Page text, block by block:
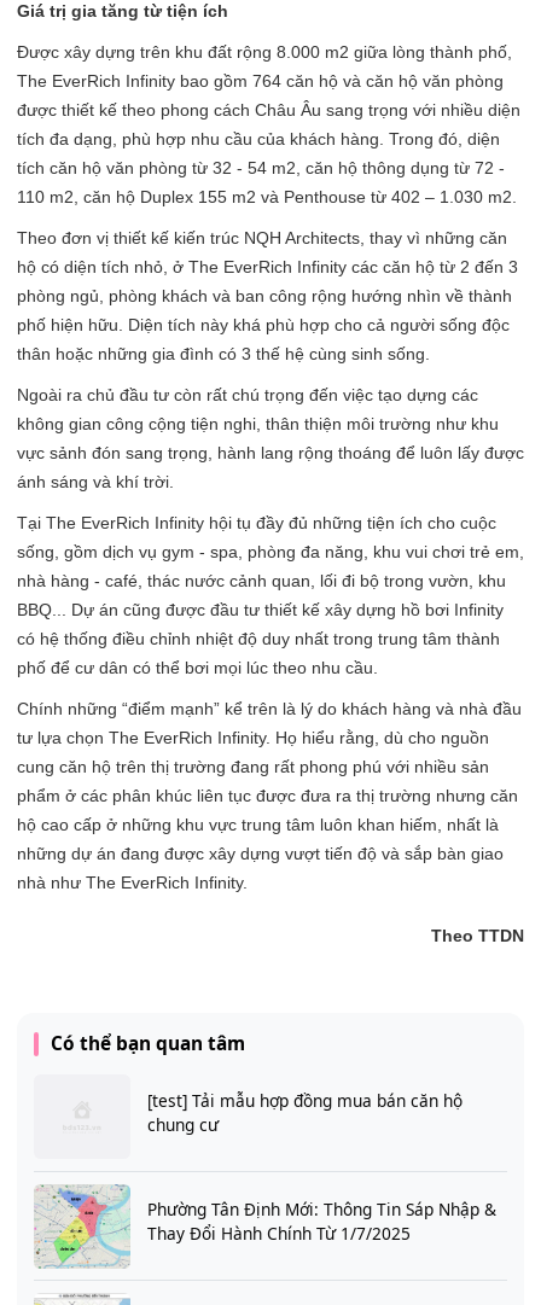
Giá trị gia tăng từ tiện ích
Được xây dựng trên khu đất rộng 8.000 m2 giữa lòng thành phố,
The EverRich Infinity bao gồm 764 căn hộ và căn hộ văn phòng
được thiết kế theo phong cách Châu Âu sang trọng với nhiều diện
tích đa dạng, phù hợp nhu cầu của khách hàng. Trong đó, diện
tích căn hộ văn phòng từ 32 - 54 m2, căn hộ thông dụng từ 72 -
110 m2, căn hộ Duplex 155 m2 và Penthouse từ 402 – 1.030 m2.
Theo đơn vị thiết kế kiến trúc NQH Architects, thay vì những căn
hộ có diện tích nhỏ, ở The EverRich Infinity các căn hộ từ 2 đến 3
phòng ngủ, phòng khách và ban công rộng hướng nhìn về thành
phố hiện hữu. Diện tích này khá phù hợp cho cả người sống độc
thân hoặc những gia đình có 3 thế hệ cùng sinh sống.
Ngoài ra chủ đầu tư còn rất chú trọng đến việc tạo dựng các
không gian công cộng tiện nghi, thân thiện môi trường như khu
vực sảnh đón sang trọng, hành lang rộng thoáng để luôn lấy được
ánh sáng và khí trời.
Tại The EverRich Infinity hội tụ đầy đủ những tiện ích cho cuộc
sống, gồm dịch vụ gym - spa, phòng đa năng, khu vui chơi trẻ em,
nhà hàng - café, thác nước cảnh quan, lối đi bộ trong vườn, khu
BBQ... Dự án cũng được đầu tư thiết kế xây dựng hồ bơi Infinity
có hệ thống điều chỉnh nhiệt độ duy nhất trong trung tâm thành
phố để cư dân có thể bơi mọi lúc theo nhu cầu.
Chính những “điểm mạnh” kể trên là lý do khách hàng và nhà đầu
tư lựa chọn The EverRich Infinity. Họ hiểu rằng, dù cho nguồn
cung căn hộ trên thị trường đang rất phong phú với nhiều sản
phẩm ở các phân khúc liên tục được đưa ra thị trường nhưng căn
hộ cao cấp ở những khu vực trung tâm luôn khan hiếm, nhất là
những dự án đang được xây dựng vượt tiến độ và sắp bàn giao
nhà như The EverRich Infinity.
Theo TTDN
Có thể bạn quan tâm
[test] Tải mẫu hợp đồng mua bán căn hộ
chung cư
Phường Tân Định Mới: Thông Tin Sáp Nhập &
Thay Đổi Hành Chính Từ 1/7/2025